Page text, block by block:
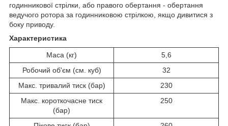
годинникової стрілки, або правого обертання - обертання
ведучого ротора за годинниковою стрілкою, якщо дивитися з
боку приводу.
Характеристика
Маса (кг)
5,6
Робочий об'єм (см. куб)
32
Макс. тривалий тиск (бар)
230
Макс. короткочасне тиск
(бар)
250